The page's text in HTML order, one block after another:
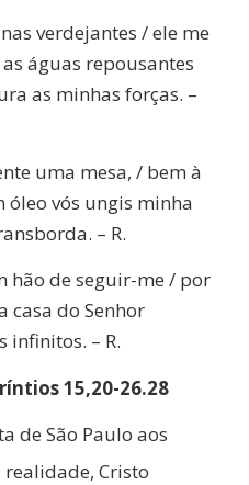
verdejantes / ele me
águas repousantes
as minhas forças. –
uma mesa, / bem à
óleo vós ungis minha
– R.
hão de seguir-me / por
casa do Senhor
infinitos. – R.
15,20-26.28
de São Paulo aos
realidade, Cristo